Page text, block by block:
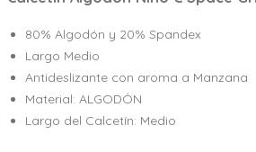
80% Algodón y 20% Spandex
Largo Medio
Antideslizante con aroma a Manzana
Material: ALGODÓN
Largo del Calcetín: Medio